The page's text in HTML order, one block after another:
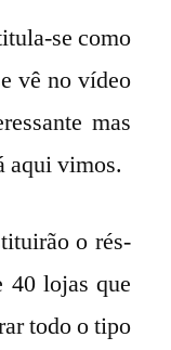
se como
vê no vídeo
mas
aqui vimos.
o rés-
40 lojas que
todo o tipo